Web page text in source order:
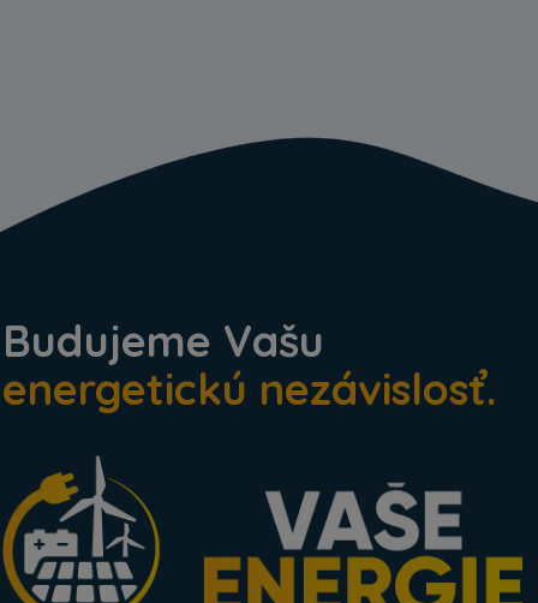
Budujeme Vašu
energetickú nezávislosť.